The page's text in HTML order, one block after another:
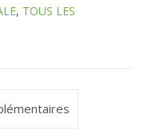
, TOUS LES